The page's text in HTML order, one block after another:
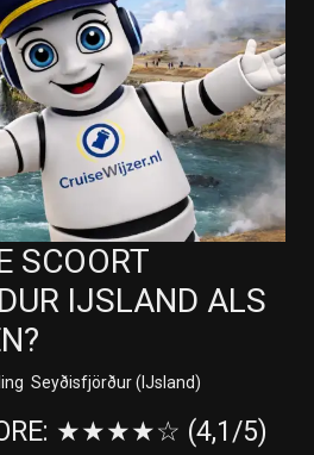
SCOORT
IJSLAND ALS
Seyðisfjörður (IJsland)
★★★★☆ (4,1/5)